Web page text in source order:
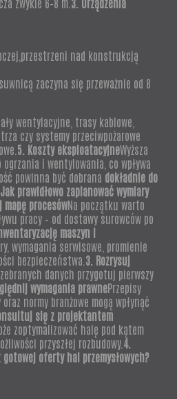
zwykle 6–8 m. 3. Urządzenia
nad konstrukcją
zaczyna się przeważnie od 8
wentylacyjne, trasy kablowe,
czy systemy przeciwpożarowe
5. Koszty eksploatacyjneWyższa
i wentylowania, co wpływa
powinna być dobrana dokładnie do
prawidłowo zaplanować wymiary
procesówNa początku warto
pracy – od dostawy surowców po
maszyn i
wymagania serwisowe, promienie
bezpieczeństwa. 3. Rozrysuj
danych przygotuj pierwszy
wymagania prawnePrzepisy
oraz normy branżowe mogą wpłynąć
się z projektantem
zoptymalizować halę pod kątem
przyszłej rozbudowy. 4.
oferty hal przemysłowych?